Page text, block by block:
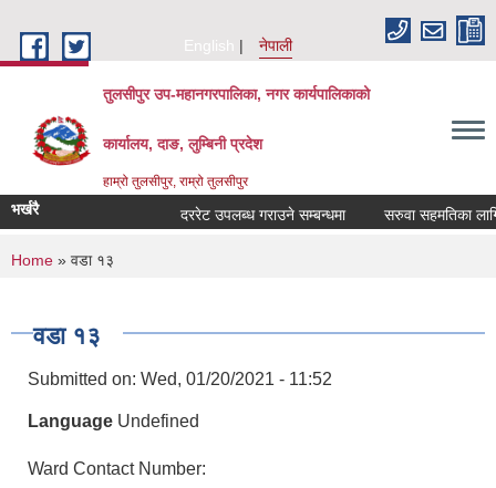
English
नेपाली
तुलसीपुर उप-महानगरपालिका, नगर कार्यपालिकाको
कार्यालय, दाङ, लुम्बिनी प्रदेश
हाम्रो तुलसीपुर, राम्रो तुलसीपुर
भर्खरै दररेट उपलब्ध गराउने सम्बन्धमा सरुवा सहमतिका लागि
You are here
Home » वडा १३
वडा १३
Submitted on: Wed, 01/20/2021 - 11:52
Language Undefined
Ward Contact Number: